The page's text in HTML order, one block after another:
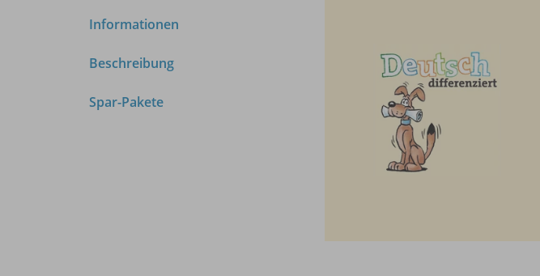
Informationen
Beschreibung
Spar-Pakete